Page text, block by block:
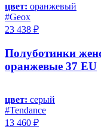
цвет: оранжевый
#Geox
23 438 ₽
Полуботинки
оранжевые 37 EU
цвет: серый
#Tendance
13 460 ₽